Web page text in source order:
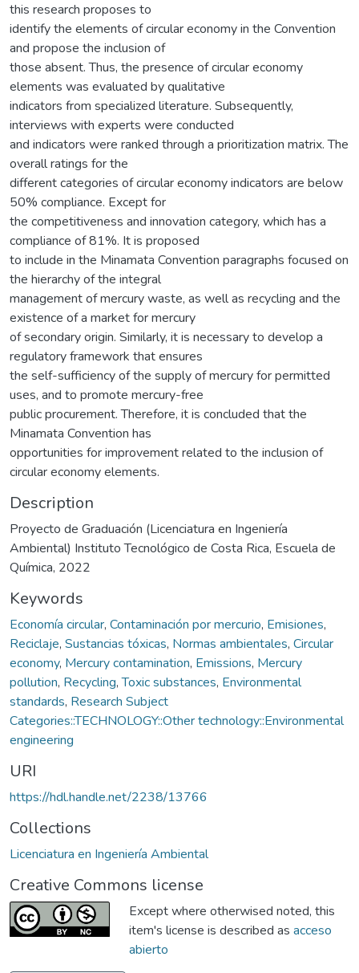
this research proposes to
identify the elements of circular economy in the Convention
and propose the inclusion of
those absent. Thus, the presence of circular economy
elements was evaluated by qualitative
indicators from specialized literature. Subsequently,
interviews with experts were conducted
and indicators were ranked through a prioritization matrix. The
overall ratings for the
different categories of circular economy indicators are below
50% compliance. Except for
the competitiveness and innovation category, which has a
compliance of 81%. It is proposed
to include in the Minamata Convention paragraphs focused on
the hierarchy of the integral
management of mercury waste, as well as recycling and the
existence of a market for mercury
of secondary origin. Similarly, it is necessary to develop a
regulatory framework that ensures
the self-sufficiency of the supply of mercury for permitted
uses, and to promote mercury-free
public procurement. Therefore, it is concluded that the
Minamata Convention has
opportunities for improvement related to the inclusion of
circular economy elements.
Description
Proyecto de Graduación (Licenciatura en Ingeniería
Ambiental) Instituto Tecnológico de Costa Rica, Escuela de
Química, 2022
Keywords
Economía circular, Contaminación por mercurio, Emisiones,
Reciclaje, Sustancias tóxicas, Normas ambientales, Circular
economy, Mercury contamination, Emissions, Mercury
pollution, Recycling,Toxic substances, Environmental
standards, Research Subject
Categories::TECHNOLOGY::Other technology::Environmental
engineering
URI
https://hdl.handle.net/2238/13766
Collections
Licenciatura en Ingeniería Ambiental
Creative Commons license
Except where otherwised noted, this
item's license is described as acceso
abierto